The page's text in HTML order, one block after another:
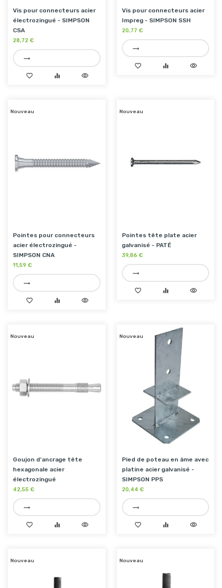
Vis pour connecteurs acier
électrozingué - SIMPSON
CSA
28,72 €
trending_flat
favorite_border equalizer visibility
Vis pour connecteurs acier
Impreg - SIMPSON SSH
20,77 €
trending_flat
favorite_border equalizer visibility
Nouveau
Pointes pour connecteurs
acier électrozingué -
SIMPSON CNA
11,59 €
trending_flat
favorite_border equalizer visibility
Nouveau
Pointes tête plate acier
galvanisé - PATÉ
39,86 €
trending_flat
favorite_border equalizer visibility
Nouveau
Goujon d'ancrage tête
hexagonale acier
électrozingué
42,55 €
trending_flat
favorite_border equalizer visibility
Nouveau
Pied de poteau en âme avec
platine acier galvanisé -
SIMPSON PPS
20,44 €
trending_flat
favorite_border equalizer visibility
Nouveau Nouveau